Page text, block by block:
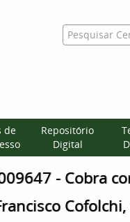
de
Repositório
Digital
- Cobra